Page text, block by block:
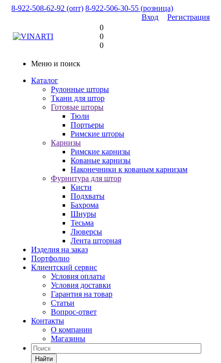
8-922-508-62-92 (опт) 8-922-506-30-55 (розница)
Вход
Регистрация
0
0
0
Меню и поиск
Каталог
Рулонные шторы
Ткани для штор
Готовые шторы
Тюли
Портьеры
Римские шторы
Карнизы
Римские карнизы
Кованые карнизы
Наконечники к кованым карнизам
Фурнитура для штор
Кисти
Подхваты
Бахрома
Шнуры
Тесьма
Люверсы
Лента шторная
Изделия на заказ
Портфолио
Клиентский сервис
Условия оплаты
Условия доставки
Гарантия на товар
Статьи
Вопрос-ответ
Контакты
О компании
Магазины
Найти